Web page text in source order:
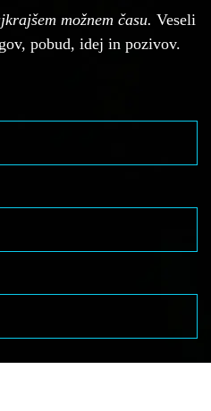
možnem času. Veseli
pobud, idej in pozivov.